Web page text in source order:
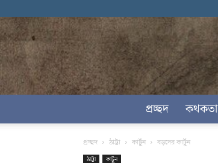
প্রচ্ছদ কথকতা
প্রচ্ছদ ঠাট্টা কার্টুন বড়দের কার্টুন
ঠাট্টা কার্টুন